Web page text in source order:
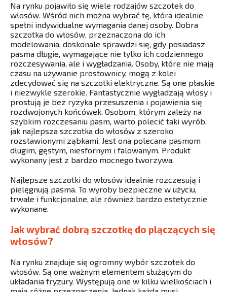
Na rynku pojawiło się wiele rodzajów szczotek do
włosów. Wśród nich można wybrać tę, która idealnie
spełni indywidualne wymagania danej osoby. Dobra
szczotka do włosów, przeznaczona do ich
modelowania, doskonale sprawdzi się, gdy posiadasz
pasma długie, wymagające nie tylko ich codziennego
rozczesywania, ale i wygładzania. Osoby, które nie mają
czasu na używanie prostownicy, mogą z kolei
zdecydować się na szczotki elektryczne. Są one płaskie
i niezwykle szerokie. Fantastycznie wygładzają włosy i
prostują je bez ryzyka przesuszenia i pojawienia się
rozdwojonych końcówek. Osobom, którym zależy na
szybkim rozczesaniu pasm, warto polecić taki wyrób,
jak najlepsza szczotka do włosów z szeroko
rozstawionymi ząbkami. Jest ona polecana pasmom
długim, gęstym, niesfornym i falowanym. Produkt
wykonany jest z bardzo mocnego tworzywa.
Najlepsze szczotki do włosów idealnie rozczesują i
pielęgnują pasma. To wyroby bezpieczne w użyciu,
trwałe i funkcjonalne, ale również bardzo estetycznie
wykonane.
Jak wybrać dobrą szczotkę do plączących się
włosów?
Na rynku znajduje się ogromny wybór szczotek do
włosów. Są one ważnym elementem służącym do
układania fryzury. Występują one w kilku wielkościach i